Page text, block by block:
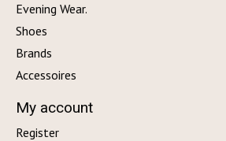
Evening Wear.
Shoes
Brands
Accessoires
My account
Register